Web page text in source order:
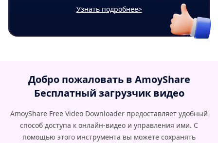
Узнать подробнее>
Добро пожаловать в AmoyShare
Бесплатный загрузчик видео
AmoyShare Free Video Downloader предоставляет удобный
способ доступа к онлайн-видео и управления ими. С
помощью этого инструмента вы можете сохранять